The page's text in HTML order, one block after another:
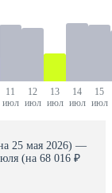
11
июл
12
июл
13
июл
14
июл
15
июл
25 мая 2026) —
(на 68 016 ₽